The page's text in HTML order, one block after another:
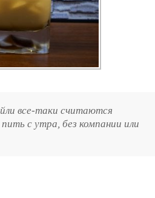
все-таки считаются
с утра, без компании или